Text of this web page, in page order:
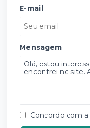
E-mail
Mensagem
Concordo com a